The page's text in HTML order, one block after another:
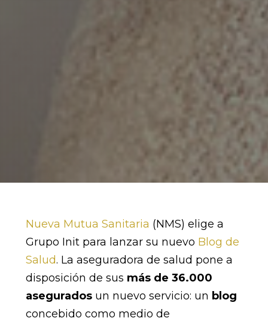
Nueva Mutua Sanitaria (NMS) elige a
Grupo Init para lanzar su nuevo Blog de
Salud. La aseguradora de salud pone a
disposición de sus más de 36.000
aseguradosun nuevo servicio: un blog
concebido como medio de